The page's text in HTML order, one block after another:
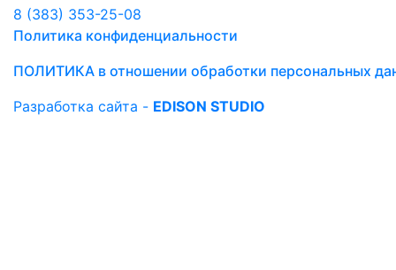
8 (383) 353-25-08
Политика конфиденциальности
ПОЛИТИКА в отношении обработки персональных
Разработка сайта - EDISON STUDIO